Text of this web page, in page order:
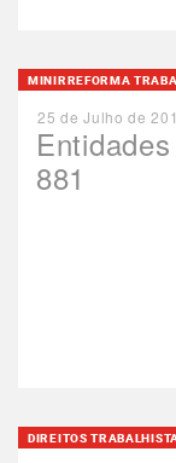
881
MINIRREFORMA
25 de Julho de
DIREITOS